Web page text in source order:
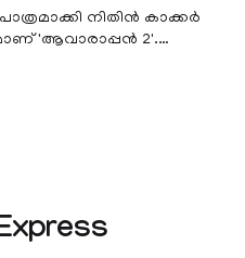
നിതിൻ കാക്കർ
'ആവാരാപ്പൻ 2'.